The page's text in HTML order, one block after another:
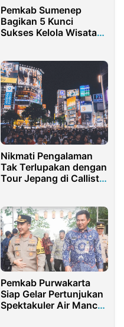
Pemkab Sumenep
Bagikan 5 Kunci
Sukses Kelola Wisata
Nikmati Pengalaman
Tak Terlupakan dengan
Tour Jepang di Callista
Pemkab Purwakarta
Siap Gelar Pertunjukan
Spektakuler Air Mancur